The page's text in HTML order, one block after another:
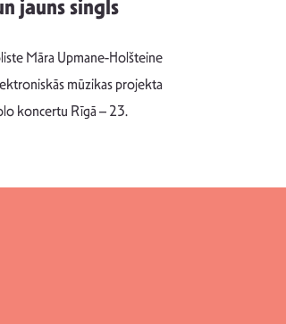
jauns singls
Māra Upmane-Holšteine
mūzikas projekta
koncertu Rīgā – 23.